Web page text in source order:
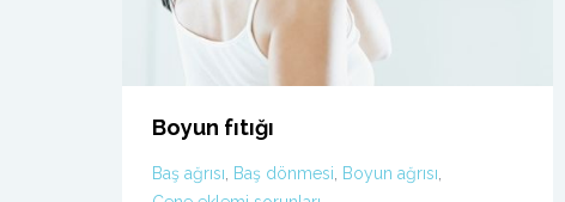
Boyun fıtığı
Baş ağrısı, Baş dönmesi, Boyun ağrısı,